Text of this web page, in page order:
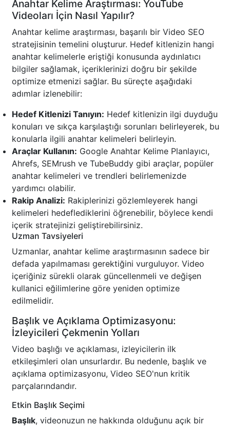
Anahtar Kelime Araştırması: YouTube
Videoları İçin Nasıl Yapılır?
Anahtar kelime araştırması, başarılı bir Video SEO
stratejisinin temelini oluşturur. Hedef kitlenizin hangi
anahtar kelimelerle eriştiği konusunda aydınlatıcı
bilgiler sağlamak, içeriklerinizi doğru bir şekilde
optimize etmenizi sağlar. Bu süreçte aşağıdaki
adımlar izlenebilir:
Hedef Kitlenizi Tanıyın: Hedef kitlenizin ilgi duyduğu
konuları ve sıkça karşılaştığı sorunları belirleyerek, bu
konularla ilgili anahtar kelimeleri belirleyin.
Araçlar Kullanın: Google Anahtar Kelime Planlayıcı,
Ahrefs, SEMrush ve TubeBuddy gibi araçlar, popüler
anahtar kelimeleri ve trendleri belirlemenizde
yardımcı olabilir.
Rakip Analizi: Rakiplerinizi gözlemleyerek hangi
kelimeleri hedeflediklerini öğrenebilir, böylece kendi
içerik stratejinizi geliştirebilirsiniz.
Uzman Tavsiyeleri
Uzmanlar, anahtar kelime araştırmasının sadece bir
defada yapılmaması gerektiğini vurguluyor. Video
içeriğiniz sürekli olarak güncellenmeli ve değişen
kullanici eğilimlerine göre yeniden optimize
edilmelidir.
Başlık ve Açıklama Optimizasyonu:
İzleyicileri Çekmenin Yolları
Video başlığı ve açıklaması, izleyicilerin ilk
etkileşimleri olan unsurlardır. Bu nedenle, başlık ve
açıklama optimizasyonu, Video SEO'nun kritik
parçalarındandır.
Etkin Başlık Seçimi
Başlık, videonuzun ne hakkında olduğunu açık bir